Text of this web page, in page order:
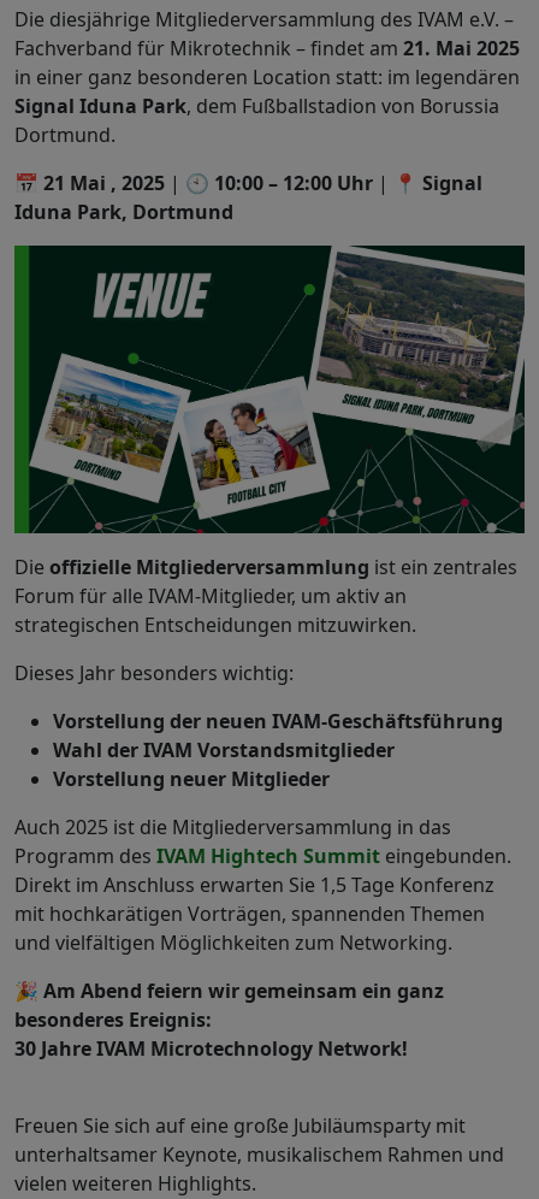
Die diesjährige Mitgliederversammlung des IVAM e.V. –
Fachverband für Mikrotechnik – findet am 21. Mai 2025
in einer ganz besonderen Location statt: im legendären
Signal Iduna Park, dem Fußballstadion von Borussia
Dortmund.
📅 21 Mai , 2025 | 🕙 10:00 – 12:00 Uhr | 📍 Signal
Iduna Park, Dortmund
Die offizielle Mitgliederversammlung ist ein zentrales
Forum für alle IVAM-Mitglieder, um aktiv an
strategischen Entscheidungen mitzuwirken.
Dieses Jahr besonders wichtig:
Vorstellung der neuen IVAM-Geschäftsführung
Wahl der IVAM Vorstandsmitglieder
Vorstellung neuer Mitglieder
Auch 2025 ist die Mitgliederversammlung in das
Programm des IVAM Hightech Summit eingebunden.
Direkt im Anschluss erwarten Sie 1,5 Tage Konferenz
mit hochkarätigen Vorträgen, spannenden Themen
und vielfältigen Möglichkeiten zum Networking.
🎉 Am Abend feiern wir gemeinsam ein ganz
besonderes Ereignis:
30 Jahre IVAM Microtechnology Network!
Freuen Sie sich auf eine große Jubiläumsparty mit
unterhaltsamer Keynote, musikalischem Rahmen und
vielen weiteren Highlights.